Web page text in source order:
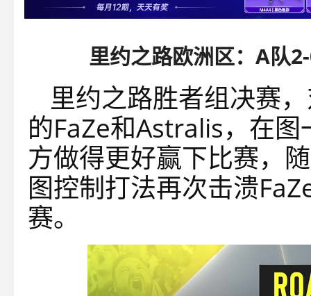
里约之路欧洲区：A队
里约之路胜者组决赛
的FaZe和Astralis，在
方做得更好赢下比赛，
图控制打法再次击溃
赛。